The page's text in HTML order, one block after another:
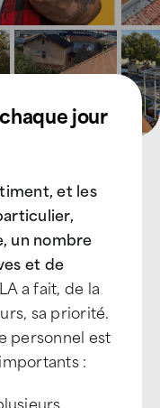
jour
et les
un nombre
et de
a fait, de la
sa priorité.
personnel est
: